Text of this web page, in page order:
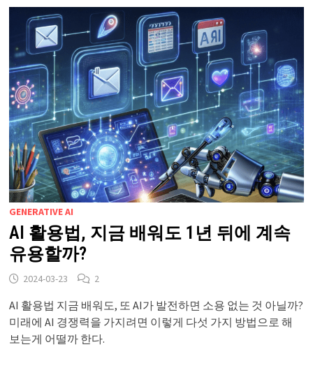
GENERATIVE AI
AI 활용법, 지금 배워도 1년 뒤에 계속
유용할까?
2024-03-23 2
AI 활용법 지금 배워도, 또 AI가 발전하면 소용 없는 것 아닐까?
미래에 AI 경쟁력을 가지려면 이렇게 다섯 가지 방법으로 해
보는게 어떨까 한다.